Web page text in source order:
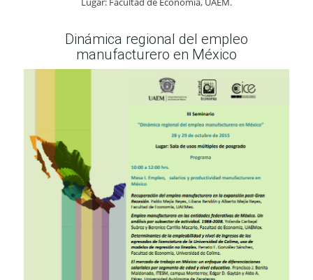
Dinámica regional del empleo
manufacturero en México